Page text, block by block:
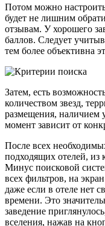
Потом можно
будет не лишним
отзывам. У хорошего
баллов. Следует
тем более объективна
Затем, есть
количеством звезд,
размещения, наличием
момент зависит от
После всех
подходящих отелей, из
Минус поисковой
всех фильтров, на
даже если в отеле нет
времени. Это
заведение
вселения, нажав на